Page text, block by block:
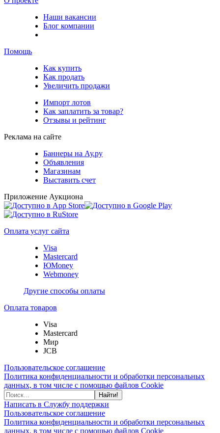
Наши вакансии
Блог компании
Помощь
Как купить
Как продать
Увеличить продажи
Импорт лотов
Как заплатить за товар?
Отзывы и рейтинг
Реклама на сайте
Баннеры на Ау.ру
Объявления
Магазинам
Выставить счет
Приложение Аукциона
Оплата услуг сайта
Visa
Mastercard
ЮMoney
Webmoney
Другие способы оплаты
Оплата товаров
Visa
Mastercard
Мир
JCB
Пользовательское соглашение
Политика конфиденциальности и обработки персональных
данных, в том числе с помощью файлов Cookie
Найти!
Написать в Службу поддержки
Пользовательское соглашение
Политика конфиденциальности и обработки персональных
данных, в том числе с помощью файлов Cookie